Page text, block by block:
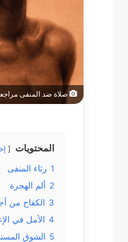
صلاة ضد المنفى
المحتويات
1 رثاء المنفى
2 ألم الهجرة
3 الكفاح من
4 الأمل في
5 الشوق